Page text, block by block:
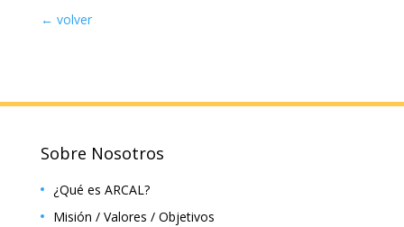
← volver
Sobre Nosotros
¿Qué es ARCAL?
Misión / Valores / Objetivos